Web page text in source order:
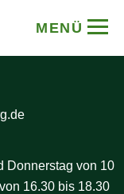
MENÜ
Donnerstag von 10
16.30 bis 18.30